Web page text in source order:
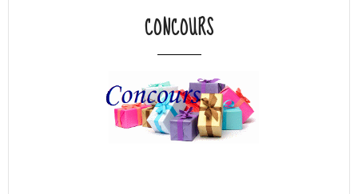
CONCOURS